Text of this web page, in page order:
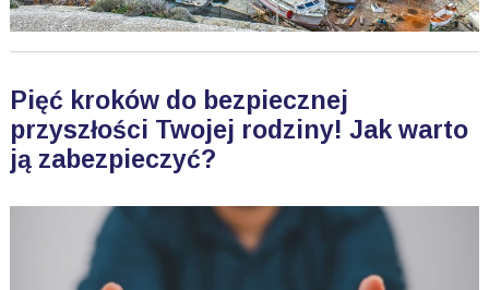
Pięć kroków do bezpiecznej
przyszłości Twojej rodziny! Jak warto
ją zabezpieczyć?